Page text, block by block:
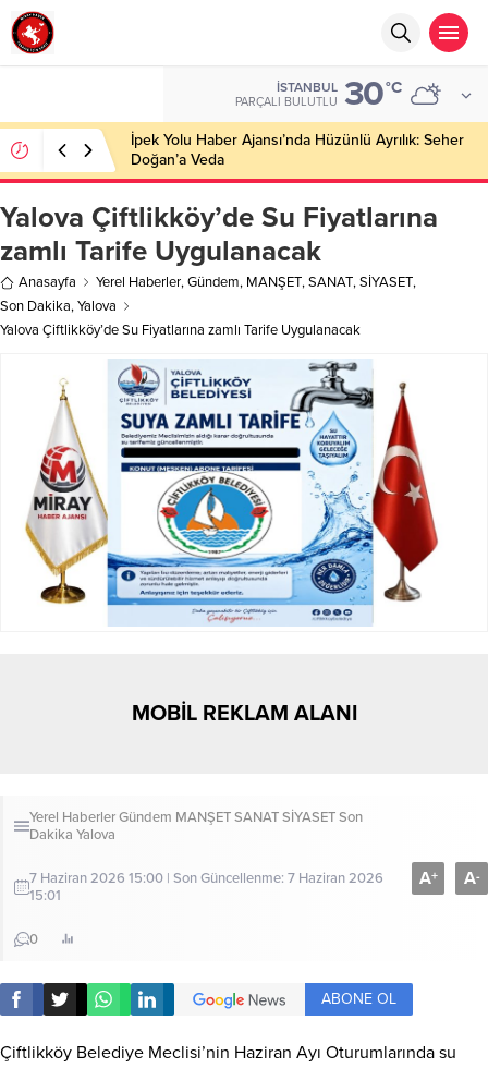
İSTANBUL
PARÇALI BULUTLU 30°C
İpek Yolu Haber Ajansı’nda Hüzünlü Ayrılık: Seher
Doğan’a Veda
Yalova Çiftlikköy’de Su Fiyatlarına
zamlı Tarife Uygulanacak
Anasayfa Yerel Haberler,Gündem, MANŞET,SANAT,SİYASET,
Son Dakika,Yalova
Yalova Çiftlikköy’de Su Fiyatlarına zamlı Tarife Uygulanacak
MOBİL REKLAM ALANI
Yerel HaberlerGündem MANŞETSANATSİYASETSon
Dakika Yalova
7 Haziran 2026 15:00 | Son Güncellenme: 7 Haziran 2026
15:01
0
A+ A-
ABONE OL
Çiftlikköy Belediye Meclisi’nin Haziran Ayı Oturumlarında su